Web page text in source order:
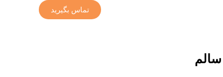
تماس بگیرید
سالم